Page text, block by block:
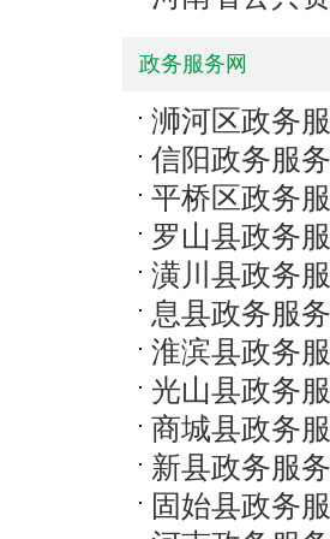
政务服务网
浉河区政务
信阳政务服
平桥区政务
罗山县政务
潢川县政务
息县政务服
淮滨县政务
光山县政务
商城县政务
新县政务服
固始县政务